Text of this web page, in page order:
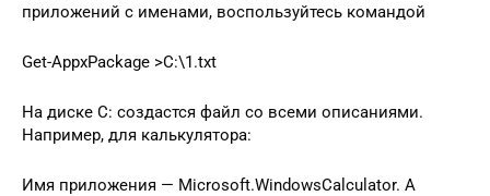
приложений с именами, воспользуйтесь командой
Get-AppxPackage >C:\1.txt
На диске С: создастся файл со всеми описаниями.
Например, для калькулятора:
Имя приложения — Microsoft.WindowsCalculator. А